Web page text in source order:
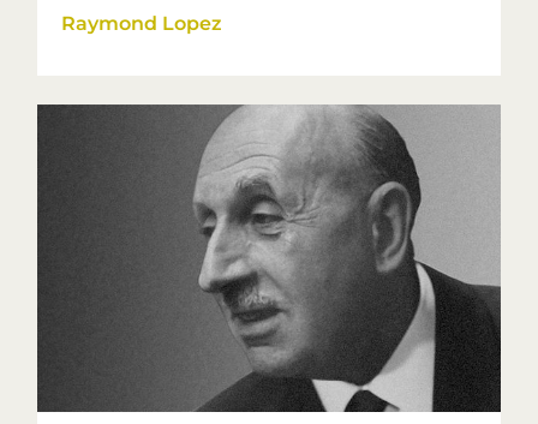
Raymond Lopez